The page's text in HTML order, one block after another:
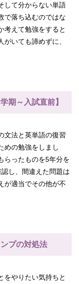
して分からない単語
で落ち込むのではな
考えて勉強をすると
いても諦めずに、
期～入試直前】
文法と英単語の復習
めの勉強をしまし
らったものを5年分を
し、間違えた問題は
が適当でその他が不
プの対処法
をやりたい気持ちと